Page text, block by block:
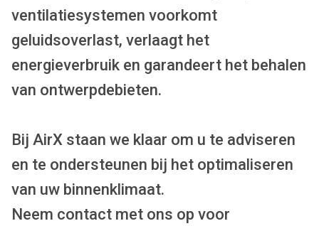
ventilatiesystemen voorkomt
geluidsoverlast, verlaagt het
energieverbruik en garandeert het behalen
van ontwerpdebieten.
Bij AirX staan we klaar om u te adviseren
en te ondersteunen bij het optimaliseren
van uw binnenklimaat.
Neem contact met ons op voor